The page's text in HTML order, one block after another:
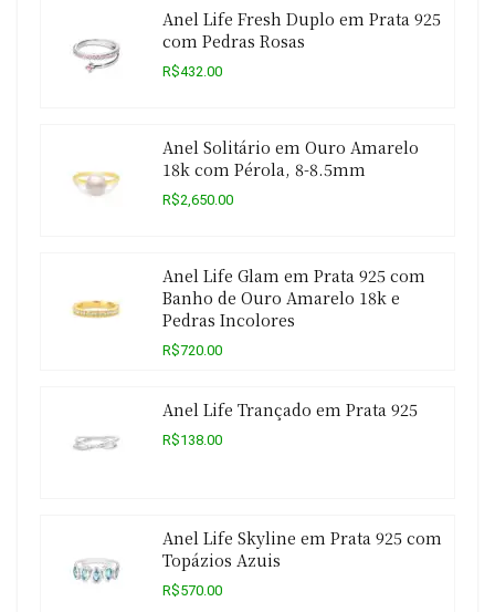
Anel Life Fresh Duplo em Prata 925
com Pedras Rosas
R$432.00
Anel Solitário em Ouro Amarelo
18k com Pérola, 8-8.5mm
R$2,650.00
Anel Life Glam em Prata 925 com
Banho de Ouro Amarelo 18k e
Pedras Incolores
R$720.00
Anel Life Trançado em Prata 925
R$138.00
Anel Life Skyline em Prata 925 com
Topázios Azuis
R$570.00